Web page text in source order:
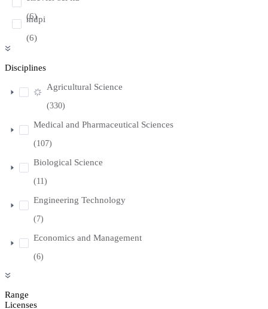
(6)
mdpi
(6)
Disciplines
Agricultural Science
(330)
Medical and Pharmaceutical Sciences
(107)
Biological Science
(11)
Engineering Technology
(7)
Economics and Management
(6)
Range
Licenses